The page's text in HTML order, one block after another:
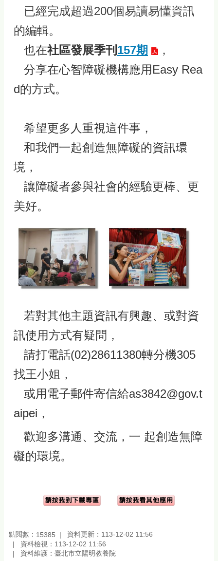
已經完成超過200個易讀易懂資訊
的編輯。
也在社區發展季刊 157期
，
分享在心智障礙機構應用Easy Rea
d的方式。
希望更多人重視這件事，
和我們一起創造無障礙的資訊環
境，
讓障礙者參與社會的經驗更棒、更
美好。
若對其他主題資訊有興趣、或對資
訊使用方式有疑問，
請打電話(02)28611380轉分機305
找王小姐，
或用電子郵件寄信給as3842@gov.t
aipei，
歡迎多溝通、交流，一 起創造無障
礙的環境。
點閱數： 15385
資料更新：113-12-02 11:56
資料檢視：113-12-02 11:56
資料維護：臺北市立陽明教養院